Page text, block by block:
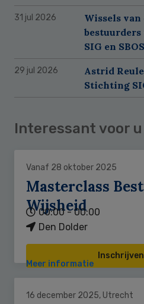
31 jul 2026
Wissels
SIG en SBOS
29 jul 2026
Astrid
Stichting
Interessant voor u
Vanaf 28 oktober 2025
Masterclass
Wijsheid
00:00 - 00:00
Den Dolder
Inschrijven
Meer informatie
16 december 2025, Utrecht